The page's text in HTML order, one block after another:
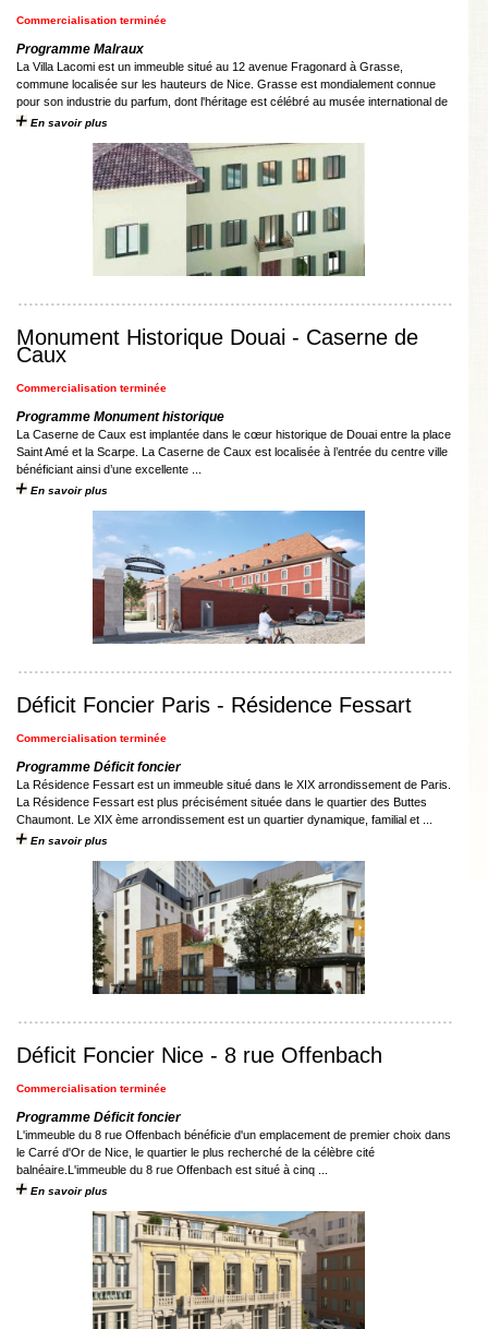
Commercialisation terminée
Programme Malraux
La Villa Lacomi est un immeuble situé au 12 avenue Fragonard à Grasse,
commune localisée sur les hauteurs de Nice. Grasse est mondialement connue
pour son industrie du parfum, dont l'héritage est célébré au musée international de
... En savoir plus
Monument Historique Douai - Caserne de
Caux
Commercialisation terminée
Programme Monument historique
La Caserne de Caux est implantée dans le cœur historique de Douai entre la place
Saint Amé et la Scarpe. La Caserne de Caux est localisée à l’entrée du centre ville
bénéficiant ainsi d’une excellente ...
En savoir plus
Déficit Foncier Paris - Résidence Fessart
Commercialisation terminée
Programme Déficit foncier
La Résidence Fessart est un immeuble situé dans le XIX arrondissement de Paris.
La Résidence Fessart est plus précisément située dans le quartier des Buttes
Chaumont. Le XIX ème arrondissement est un quartier dynamique, familial et ...
En savoir plus
Déficit Foncier Nice - 8 rue Offenbach
Commercialisation terminée
Programme Déficit foncier
L'immeuble du 8 rue Offenbach bénéficie d'un emplacement de premier choix dans
le Carré d'Or de Nice, le quartier le plus recherché de la célèbre cité
balnéaire.L'immeuble du 8 rue Offenbach est situé à cinq ...
En savoir plus